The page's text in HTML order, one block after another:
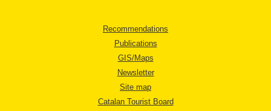
Recommendations
Publications
GIS/Maps
Newsletter
Site map
Catalan Tourist Board